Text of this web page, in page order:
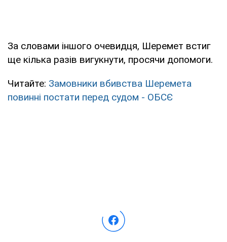
За словами іншого очевидця, Шеремет встиг
ще кілька разів вигукнути, просячи допомоги.
Читайте: Замовники вбивства Шеремета
повинні постати перед судом - ОБСЄ